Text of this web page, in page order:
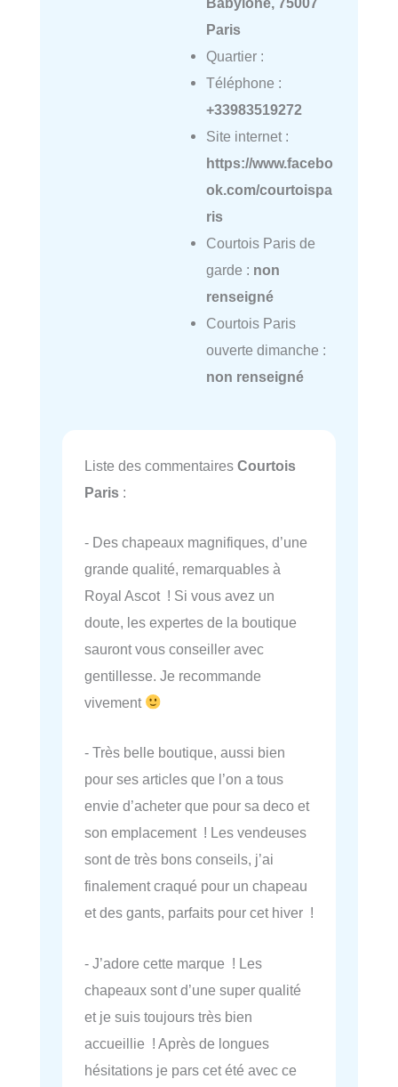
Paris
Quartier :
Téléphone :
+33983519272
Site internet :
https://www.facebo
ok.com/courtoispa
ris
Courtois Paris de
garde : non
renseigné
Courtois Paris
ouverte dimanche :
non renseigné
Liste des commentaires Courtois
Paris :
- Des chapeaux magnifiques, d’une
grande qualité, remarquables à
Royal Ascot ! Si vous avez un
doute, les expertes de la boutique
sauront vous conseiller avec
gentillesse. Je recommande
vivement
- Très belle boutique, aussi bien
pour ses articles que l’on a tous
envie d’acheter que pour sa deco et
son emplacement ! Les vendeuses
sont de très bons conseils, j’ai
finalement craqué pour un chapeau
et des gants, parfaits pour cet hiver !
- J’adore cette marque ! Les
chapeaux sont d’une super qualité
et je suis toujours très bien
accueillie ! Après de longues
hésitations je pars cet été avec ce